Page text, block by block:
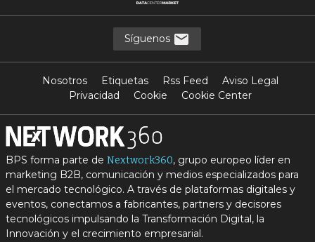
Síguenos
Nosotros Etiquetas Rss Feed
Aviso Legal
Privacidad
Cookie Cookie Center
BPS forma parte de Nextwork360, grupo europeo líder en
marketing B2B, comunicación y medios especializados para
el mercado tecnológico. A través de plataformas digitales y
eventos, conectamos a fabricantes, partners y decisores
tecnológicos impulsando la Transformación Digital, la
Innovación y el crecimiento empresarial.